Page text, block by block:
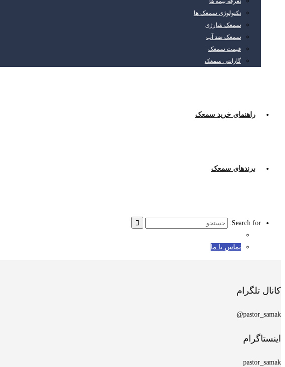
تکنولوژی سمعک ها
سمعک شارژی
سمعک ضد آب
قیمت سمعک
گارانتی سمعک
راهنمای خرید سمعک
برندهای سمعک
Search for:
تماس با ما
کانال تلگرام
pastor_samak@
اینستاگرام
pastor_samak